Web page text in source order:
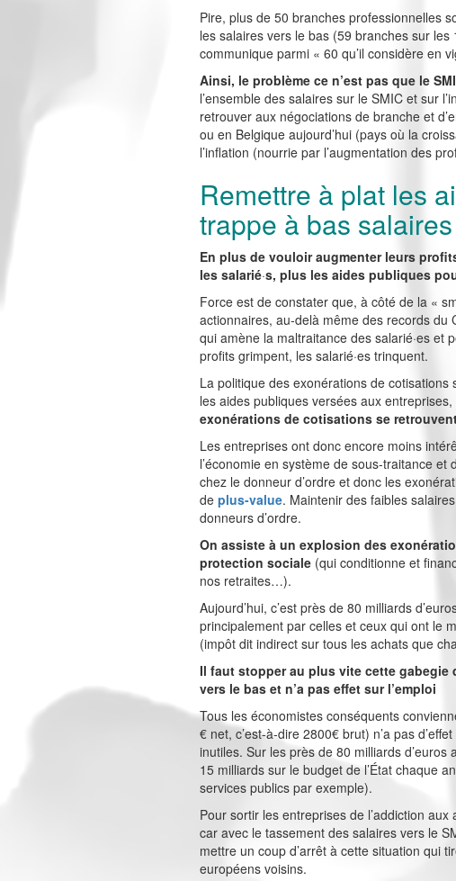
Pire, plus de 50 branches professionnelles
les salaires vers le bas (59 branches sur
communique parmi « 60 qu’il considère en
Ainsi, le problème ce n’est pas que le
l’ensemble des salaires sur le SMIC et sur
retrouver aux négociations de branche et
ou en Belgique aujourd’hui (pays où la
l’inflation (nourrie par l’augmentation des
Remettre à plat les
trappe à bas salaires
En plus de vouloir augmenter leurs
les salarié·s, plus les aides publiques
Force est de constater que, à côté de la «
actionnaires, au-delà même des records du
qui amène la maltraitance des salarié·es et
profits grimpent, les salarié·es trinquent.
La politique des exonérations de
les aides publiques versées aux
exonérations de cotisations se
Les entreprises ont donc encore moins
l’économie en système de sous-traitance
chez le donneur d’ordre et donc les
de plus-value. Maintenir des faibles
donneurs d’ordre.
On assiste à un explosion des
protection sociale (qui conditionne et
nos retraites…).
Aujourd’hui, c’est près de 80 milliards
principalement par celles et ceux qui ont le
(impôt dit indirect sur tous les achats que
Il faut stopper au plus vite cette gabegie
vers le bas et n’a pas effet sur l’emploi
Tous les économistes conséquents
€ net, c’est-à-dire 2800€ brut) n’a pas
inutiles. Sur les près de 80 milliards
15 milliards sur le budget de l’État chaque
services publics par exemple).
Pour sortir les entreprises de l’addiction
car avec le tassement des salaires vers le
mettre un coup d’arrêt à cette situation qui
européens voisins.